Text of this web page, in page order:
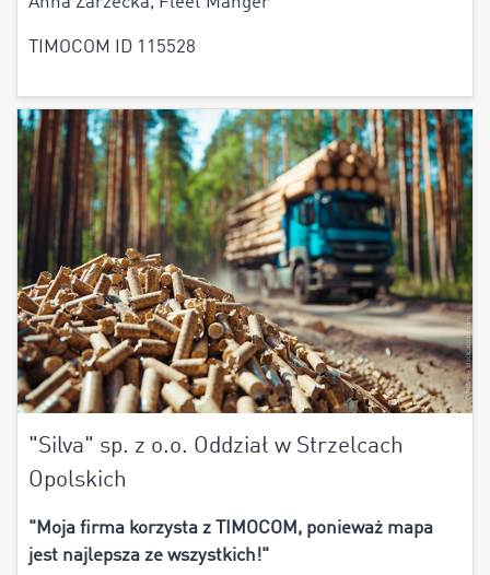
TIMOCOM ID 115528
"Silva" sp. z o.o. Oddział w Strzelcach
Opolskich
"Moja firma korzysta z TIMOCOM, ponieważ mapa
jest najlepsza ze wszystkich!"